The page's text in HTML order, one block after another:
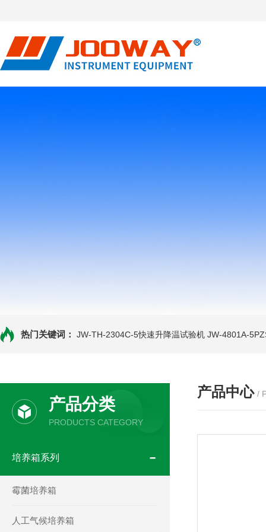
热门关键词： JW-TH-2304C-5快速升降温试验机 JW-4801A-
产品分类
PRODUCTS CATEGORY
培养箱系列
霉菌培养箱
人工气候培养箱
产品中心 /